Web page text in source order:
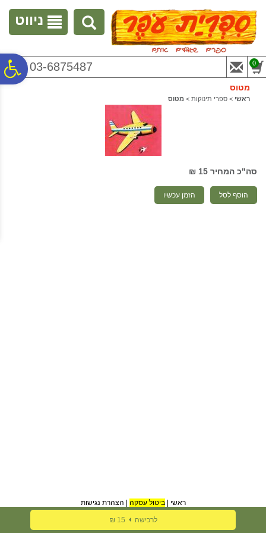
נגישות
אתר
המרכזי
ניווט
03-6875487 0
מטוס
ראשי > ספרי תינוקות > מטוס
סה"כ המחיר 15 ₪
הוסף לסל הזמן עכשיו
ראשי |ביטול עסקה הצהרת נגישות
לרכישה 15 ₪